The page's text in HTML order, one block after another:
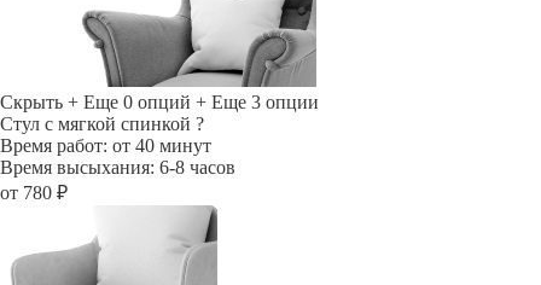
Скрыть + Еще 0 опций + Еще 3 опции
Стул с мягкой спинкой ?
Время работ: от 40 минут
Время высыхания: 6-8 часов
от 780 ₽